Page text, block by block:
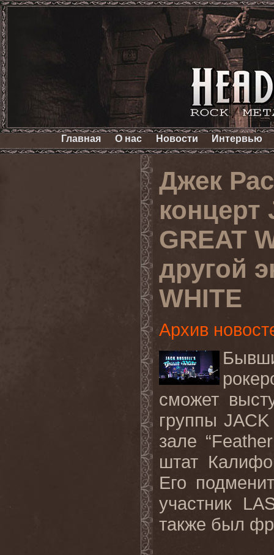
Главная О нас Новости Интервью
Джек
концерт
GREAT
другой
WHITE
Архив
сможет
группы JACK
зале “Feather
штат
Его
участник
также был